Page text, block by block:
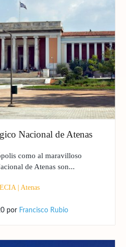
Nacional de Atenas
como al maravilloso
de Atenas son...
| Atenas
por Francisco Rubio